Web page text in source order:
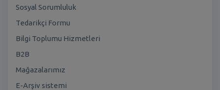
Sosyal Sorumluluk
Tedarikçi Formu
Bilgi Toplumu Hizmetleri
B2B
Mağazalarımız
E-Arşiv sistemi